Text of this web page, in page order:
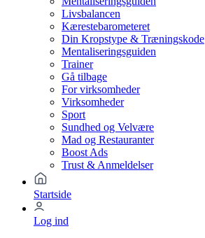
Livsbalancen
Kærestebarometeret
Din Kropstype & Træningskode
Mentaliseringsguiden
Trainer
Gå tilbage
For virksomheder
Virksomheder
Sport
Sundhed og Velvære
Mad og Restauranter
Boost Ads
Trust & Anmeldelser
Startside
Log ind